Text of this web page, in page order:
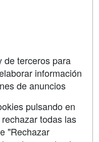
EN:
de terceros para
información
de anuncios
pulsando en
todas las
"Rechazar